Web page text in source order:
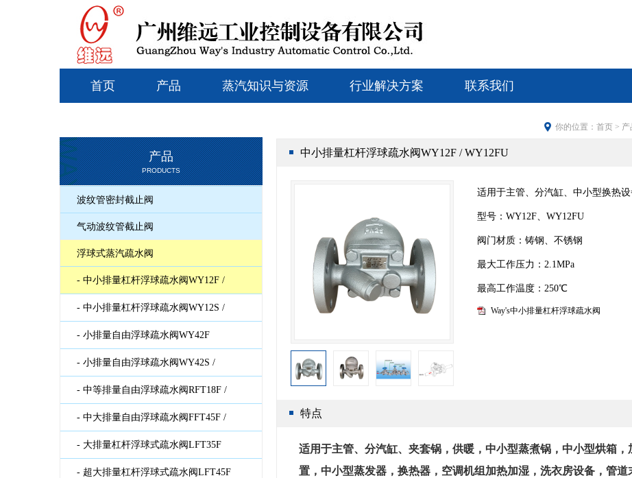
首页 产品 蒸汽知识与资源 行业解决方案 联系我们
产品
PRODUCTS
波纹管密封截止阀
气动波纹管截止阀
浮球式蒸汽疏水阀
- 中小排量杠杆浮球疏水阀WY12F /
WY12FU
- 中小排量杠杆浮球疏水阀WY12S /
WY12SU
- 小排量自由浮球疏水阀WY42F
- 小排量自由浮球疏水阀WY42S /
WY42SU
- 中等排量自由浮球疏水阀RFT18F /
RFT18FU
- 中大排量自由浮球疏水阀FFT45F /
FFT45FU
- 大排量杠杆浮球式疏水阀LFT35F
- 超大排量杠杆浮球式疏水阀LFT45F
你的位置： 首页 > 产
中小排量杠杆浮球疏水阀WY12F / WY12FU
适用于主管、分汽缸、中小型换热
型号：WY12F、WY12FU
阀门材质：铸钢、不锈钢
最大工作压力： 2.1MPa
最高工作温度：250℃
Way's中小排量杠杆浮球疏水阀
特点
适用于主管、分汽缸、夹套锅，供暖，中小型蒸煮锅，中小型烘箱
置，中小型蒸发器，换热器，空调机组加热加湿，洗衣房设备，管道